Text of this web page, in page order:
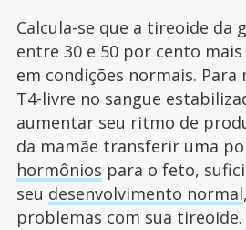
Calcula-se que a tireoide da
entre 30 e 50 por cento
em condições normais. Para
T4-livre no sangue
aumentar seu ritmo de
da mamãe transferir uma
hormônios para o feto,
seu desenvolvimento normal
problemas com sua tireoide.